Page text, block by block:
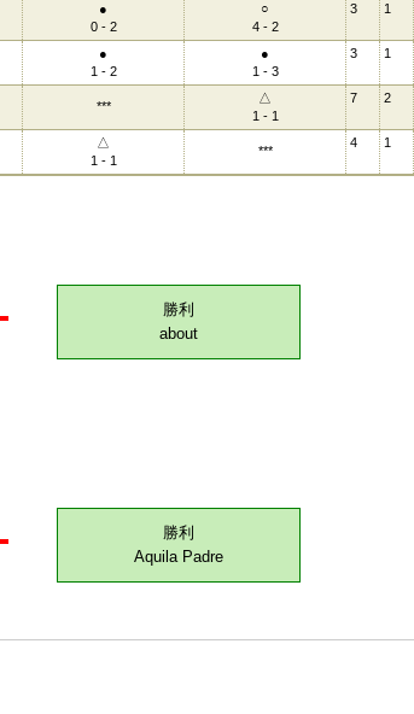
●
0 - 2
○
4 - 2
3 1
●
1 - 2
●
1 - 3
3 1
***
△
1 - 1
7 2
△
1 - 1
***
4 1
勝利
about
勝利
Aquila Padre